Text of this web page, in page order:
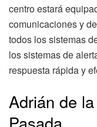
centro estará
comunicaciones y
todos los sistemas
los sistemas de
respuesta rápida y
Adrián de